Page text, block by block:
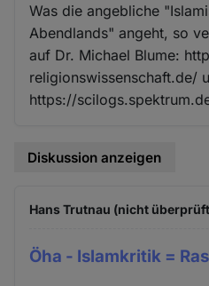
Was die angebliche
Abendlands" angeht, so
auf Dr. Michael Blume:
religionswissenschaft.de/
https://
Diskussion anzeigen
Hans Trutnau (nicht
Öha - Islamkritik =